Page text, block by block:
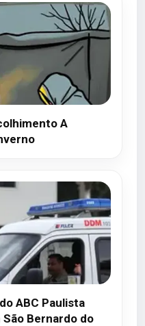
A
ABC Paulista
Bernardo do